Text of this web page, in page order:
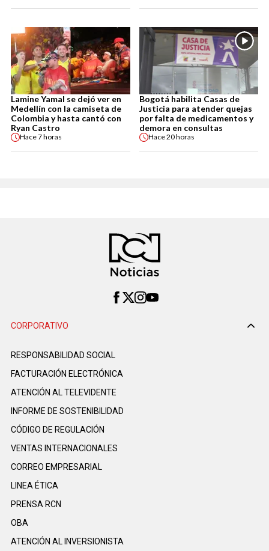
Lamine Yamal se dejó ver en
Medellín con la camiseta de
Colombia y hasta cantó con
Ryan Castro
Hace7 horas
Bogotá habilita Casas de
Justicia para atender quejas
por falta de medicamentos y
demora en consultas
Hace20 horas
CORPORATIVO
RESPONSABILIDAD SOCIAL
FACTURACIÓN ELECTRÓNICA
ATENCIÓN AL TELEVIDENTE
INFORME DE SOSTENIBILIDAD
CÓDIGO DE REGULACIÓN
VENTAS INTERNACIONALES
CORREO EMPRESARIAL
LINEA ÉTICA
PRENSA RCN
OBA
ATENCIÓN AL INVERSIONISTA